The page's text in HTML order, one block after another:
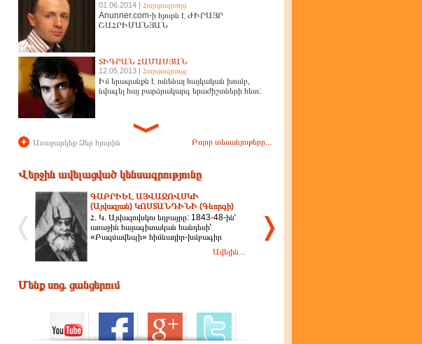
01.06.2014 | Հարցազրույց
Anunner.com-ի հյուրն է ԺԻՐԱՅՐ
ՇԱՀՐԻՄԱՆՅԱՆ
ՏԻԳՐԱՆ ՀԱՄԱՍՅԱՆ
12.05.2013 | Հարցազրույց
Իմ երազանքն է ունենալ հայկական խումբ,
նվագել հայ բարձրակարգ երաժիշտների հետ:
+ Առաջարկեք Ձեր հյուրին Բոլոր տեսանյութերը...
Վերջին ավելացված կենսագրությունը
ԳԱԲՐԻԵԼ ԱՅՎԱԶՈՎՍԿԻ
(Այվազյան) ԿՈՍՏԱՆԴԻՆԻ (Գևորգի)
Հ. Կ. Այվազովսկու եղբայրը: 1843-48-ին՝
առաջին հայագիտական հանդեսի՝
«Բազմավեպի» հիմնադիր-խմբագիր
Ավելին...
Մենք սոց. ցանցերում